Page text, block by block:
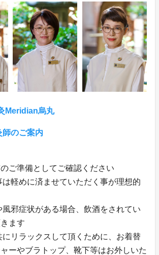
Meridian烏丸
のご案内
ご準備としてご確認ください
は軽めに済ませていただく事が理想的
⾵邪症状がある場合、飲酒をされてい
ます
にリラックスして頂くために、お着替
ーやブラトップ、靴下等はお外しいた